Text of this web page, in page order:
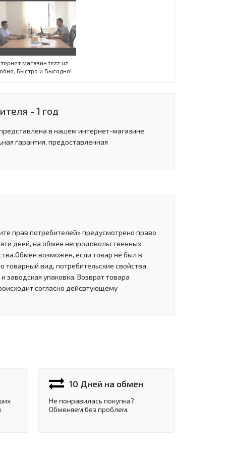
магазин tezz.uz
Быстро и Выгодно!
- 1 год
в нашем интернет-магазине
гарантия, предоставленная
прав потребителей» предусмотрено право
дней, на обмен непродовольственных
возможен, если товар не был в
товарный вид, потребительские свойства,
упаковка. Возврат товара
согласно дейсвтующему
10 Дней на обмен
Не понравилась покупка?
Обменяем без проблем.